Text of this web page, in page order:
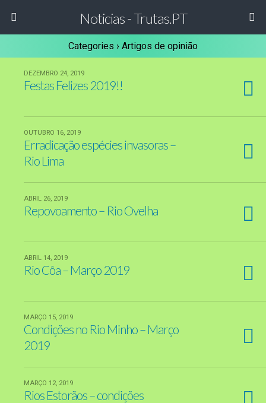
Noticias - Trutas.PT
Categories › Artigos de opinião
DEZEMBRO 24, 2019
Festas Felizes 2019!!
OUTUBRO 16, 2019
Erradicação espécies invasoras –
Rio Lima
ABRIL 26, 2019
Repovoamento – Rio Ovelha
ABRIL 14, 2019
Rio Côa – Março 2019
MARÇO 15, 2019
Condições no Rio Minho – Março
2019
MARÇO 12, 2019
Rios Estorãos – condições